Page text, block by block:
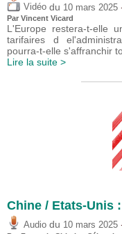
Vidéo du 10 mars 2025
Par Vincent Vicard
L'Europe restera-t-elle
tarifaires d
pourra-t-elle s'affranchir
Lire la suite >
Chine / Etats-Unis
Audio du 10 mars 2025